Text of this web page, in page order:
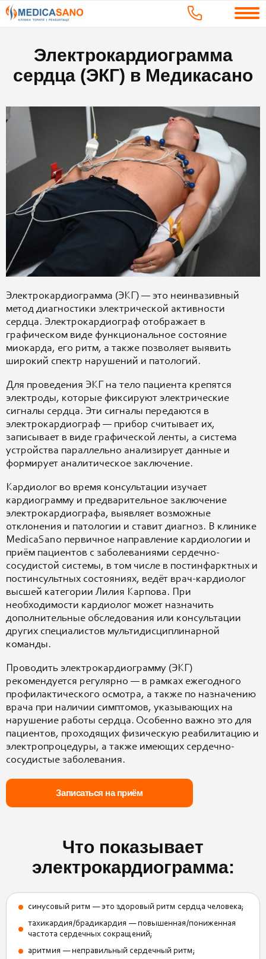
Электрокардиограмма
сердца (ЭКГ) в Медикасано
Электрокардиограмма (ЭКГ) — это неинвазивный
метод диагностики электрической активности
сердца. Электрокардиограф отображает в
графическом виде функциональное состояние
миокарда, его ритм, а также позволяет выявить
широкий спектр нарушений и патологий.
Для проведения ЭКГ на тело пациента крепятся
электроды, которые фиксируют электрические
сигналы сердца. Эти сигналы передаются в
электрокардиограф — прибор считывает их,
записывает в виде графической ленты, а система
устройства параллельно анализирует данные и
формирует аналитическое заключение.
Кардиолог во время консультации изучает
кардиограмму и предварительное заключение
электрокардиографа, выявляет возможные
отклонения и патологии и ставит диагноз. В клинике
MedicaSano первичное направление кардиологии и
приём пациентов с заболеваниями сердечно-
сосудистой системы, в том числе в постинфарктных и
постинсультных состояниях, ведёт врач-кардиолог
высшей категории Лилия Карпова. При
необходимости кардиолог может назначить
дополнительные обследования или консультации
других специалистов мультидисциплинарной
команды.
Проводить электрокардиограмму (ЭКГ)
рекомендуется регулярно — в рамках ежегодного
профилактического осмотра, а также по назначению
врача при наличии симптомов, указывающих на
нарушение работы сердца. Особенно важно это для
пациентов, проходящих физическую реабилитацию и
электропроцедуры, а также имеющих сердечно-
сосудистые заболевания.
Записаться на приём
Что показывает
электрокардиограмма:
синусовый ритм — это здоровый ритм сердца человека;
тахикардия/брадикардия — повышенная/пониженная
частота сердечных сокращений;
аритмия — неправильный сердечный ритм;